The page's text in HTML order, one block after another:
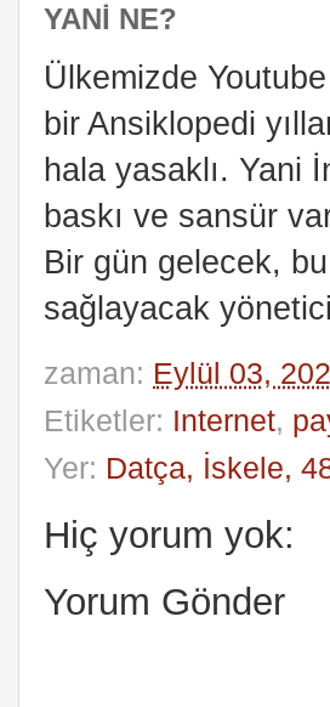
YANI NE?
Ülkemizde
bir Ansiklopedi
hala yasaklı. Yani
baskı ve sansür
Bir gün gelecek,
sağlayacak
zaman: Eylül 03,
Etiketler: Internet,
Yer: Datça, İskele,
Hiç yorum yok:
Yorum Gönder